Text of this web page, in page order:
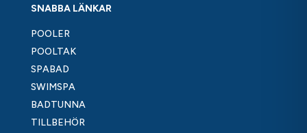
SNABBA LÄNKAR
POOLER
POOLTAK
SPABAD
SWIMSPA
BADTUNNA
TILLBEHÖR